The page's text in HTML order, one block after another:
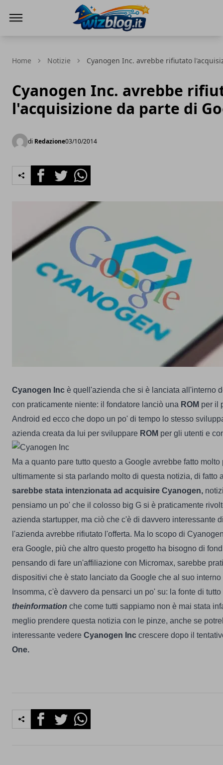
Home Notizie Cyanogen Inc. avrebbe rifiutato
Cyanogen Inc. avrebbe
l'acquisizione da parte di
di Redazione03/10/2014
FacebookTwitterWhatsapp
Cyanogen Inc è quell'azienda che si è lanciata all'interno
con praticamente niente: il fondatore lanciò una ROM per il
Android ed ecco che dopo un po' di tempo lo stesso
azienda creata da lui per sviluppare ROM per gli utenti e
Ma a quanto pare tutto questo a Google avrebbe fatto
ultimamente si sta parlando molto di questa notizia, di fatto
sarebbe stata intenzionata ad acquisire Cyanogen,
pensiamo un po' che il colosso big G si è praticamente
azienda startupper, ma ciò che c'è di davvero interessante
l'azienda avrebbe rifiutato l'offerta. Ma lo scopo di
era Google, più che altro questo progetto ha bisogno di
pensando di fare un'affiliazione con Micromax, sarebbe
dispositivi che è stato lanciato da Google che al suo
Insomma, c'è davvero da pensarci un po' su: la fonte di
theinformation che come tutti sappiamo non è mai stata
meglio prendere questa notizia con le pinze, anche se
interessante vedere Cyanogen Inc crescere dopo il
One.
FacebookTwitterWhatsapp